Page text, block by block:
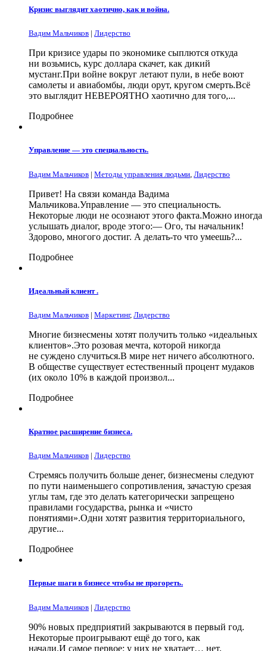
Кризис выглядит хаотично, как и война.
Вадим Мальчиков | Лидерство
При кризисе удары по экономике сыплются откуда
ни возьмись, курс доллара скачет, как дикий
мустанг.При войне вокруг летают пули, в небе воют
самолеты и авиабомбы, люди орут, кругом смерть.Всё
это выглядит НЕВЕРОЯТНО хаотично для того,...
Подробнее
Управление — это специальность.
Вадим Мальчиков | Методы управления людьми Лидерство
Привет! На связи команда Вадима
Мальчикова.Управление — это специальность.
Некоторые люди не осознают этого факта.Можно иногда
услышать диалог, вроде этого:— Ого, ты начальник!
Здорово, многого достиг. А делать-то что умеешь?...
Подробнее
Идеальный клиент .
Вадим Мальчиков | Маркетинг, Лидерство
Многие бизнесмены хотят получить только «идеальных
клиентов».Это розовая мечта, которой никогда
не суждено случиться.В мире нет ничего абсолютного.
В обществе существует естественный процент мудаков
(их около 10% в каждой произвол...
Подробнее
Кратное расширение бизнеса.
Вадим Мальчиков | Лидерство
Стремясь получить больше денег, бизнесмены следуют
по пути наименьшего сопротивления, зачастую срезая
углы там, где это делать категорически запрещено
правилами государства, рынка и «чисто
понятиями».Одни хотят развития территориального,
другие...
Подробнее
Первые шаги в бизнесе чтобы не прогореть.
Вадим Мальчиков | Лидерство
90% новых предприятий закрываются в первый год.
Некоторые проигрывают ещё до того, как
начали.И самое первое: у них не хватает… нет,